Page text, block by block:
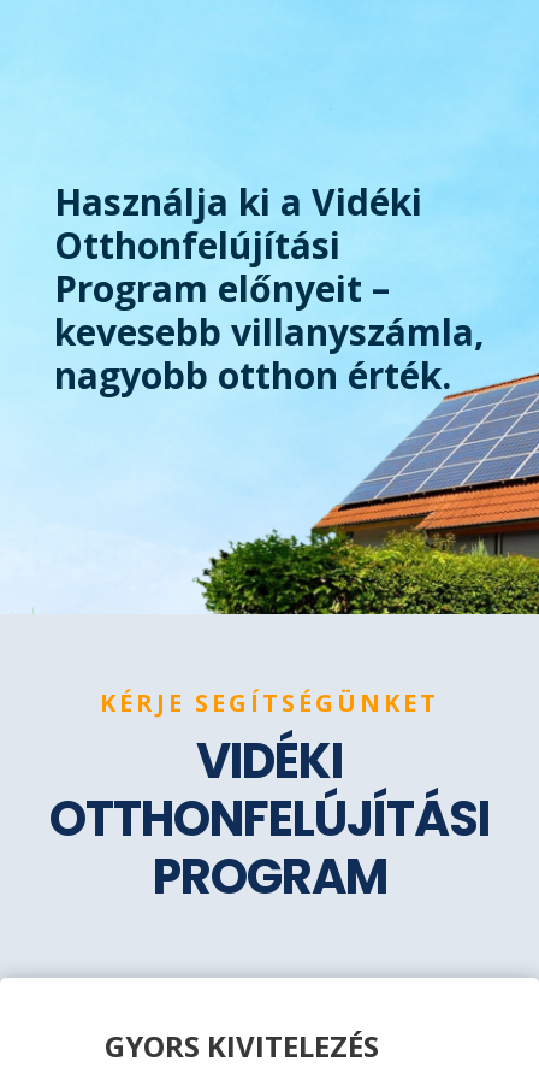
Használja ki a Vidéki
Otthonfelújítási
Program előnyeit –
kevesebb villanyszámla,
nagyobb otthon érték.
KÉRJE SEGÍTSÉGÜNKET
VIDÉKI
OTTHONFELÚJÍTÁSI
PROGRAM
GYORS KIVITELEZÉS